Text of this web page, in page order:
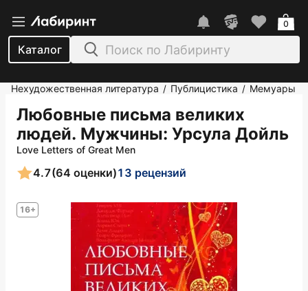
Каталог
0
Нехудожественная литература / Публицистика / Мемуары
Любовные письма великих
людей. Мужчины: Урсула Дойль
Love Letters of Great Men
16+
4.7(64 оценки)13 рецензий